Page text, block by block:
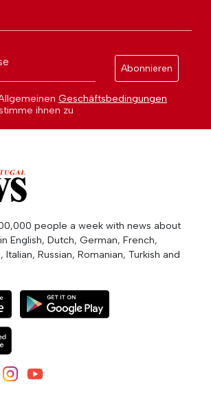
Abonnieren
Geschäftsbedingungen
ihnen zu
people a week with news about
English, Dutch, German, French,
Italian, Russian, Romanian, Turkish and